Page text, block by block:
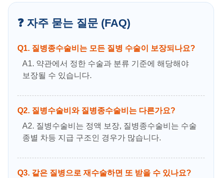
❓ 자주 묻는 질문 (FAQ)
Q1. 질병종수술비는 모든 질병 수술이 보장되나요?
A1. 약관에서 정한 수술과 분류 기준에 해당해야
보장될 수 있습니다.
Q2. 질병수술비와 질병종수술비는 다른가요?
A2. 질병수술비는 정액 보장, 질병종수술비는 수술
종별 차등 지급 구조인 경우가 많습니다.
Q3. 같은 질병으로 재수술하면 또 받을 수 있나요?